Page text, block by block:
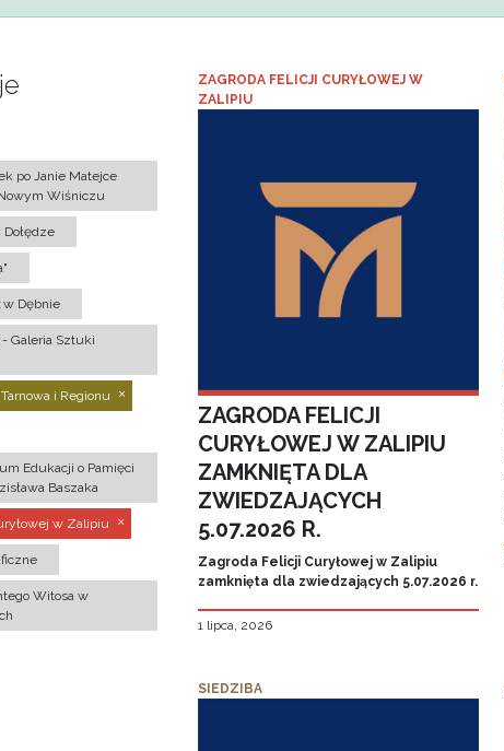
po Janie Matejce
Wiśniczu
Dębnie
Galeria Sztuki
i Regionu
Edukacji o Pamięci
Baszaka
w Zalipiu
Witosa w
ZAGRODA FELICJI CURYŁOWEJ W
ZALIPIU
ZAGRODA FELICJI
CURYŁOWEJ W ZALIPIU
ZAMKNIĘTA DLA
ZWIEDZAJĄCYCH
5.07.2026 R.
Zagroda Felicji Curyłowej w Zalipiu
zamknięta dla zwiedzających 5.07.2026 r.
1 lipca, 2026
SIEDZIBA